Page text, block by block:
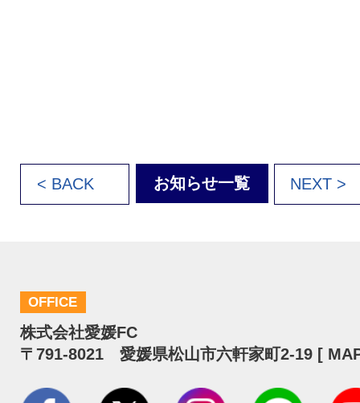
< BACK お知らせ一覧 NEXT >
OFFICE
株式会社愛媛FC
〒791-8021 愛媛県松山市六軒家町2-19 [